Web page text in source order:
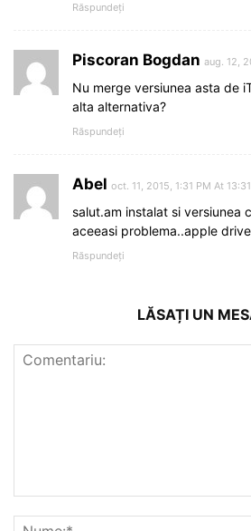
Răspundeți
Piscoran Bogdan aug. 12,
Nu merge versiunea asta de
alta alternativa?
Răspundeți
Abel oct. 11, 2015, 1:31 PM At 13:31
salut.am instalat si versiunea
aceeasi problema..apple
Răspundeți
LĂSAȚI UN